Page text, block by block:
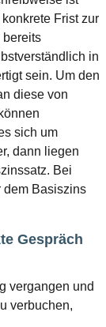
Frist zur
bereits
in
sein. Um den
diese von
sich um
dann liegen
Bei
dem Basiszins
Gespräch
vergangen und
verbuchen,